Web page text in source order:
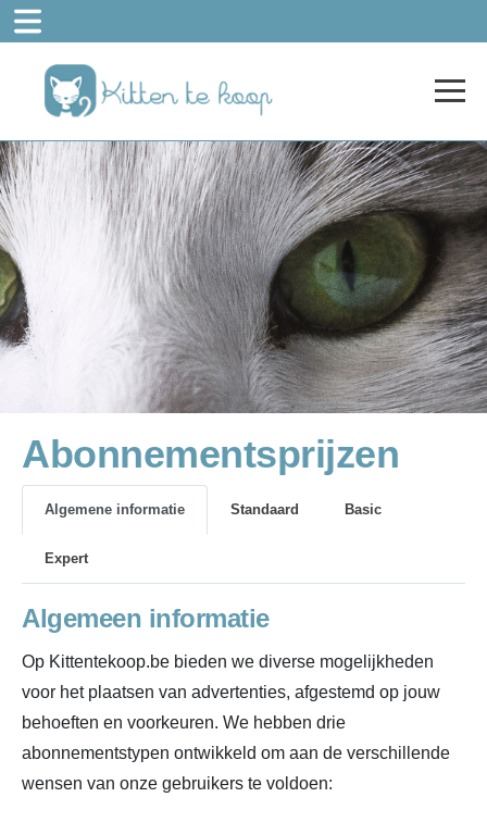
Abonnementsprijzen
Algemene informatie Standaard Basic
Expert
Algemeen informatie
Op Kittentekoop.be bieden we diverse mogelijkheden
voor het plaatsen van advertenties, afgestemd op jouw
behoeften en voorkeuren. We hebben drie
abonnementstypen ontwikkeld om aan de verschillende
wensen van onze gebruikers te voldoen: